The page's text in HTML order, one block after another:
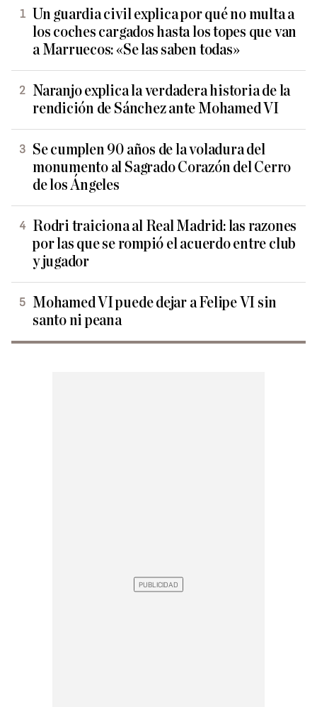
Un guardia civil explica por qué no multa a
los coches cargados hasta los topes que van
a Marruecos: «Se las saben todas»
Naranjo explica la verdadera historia de la
rendición de Sánchez ante Mohamed VI
Se cumplen 90 años de la voladura del
monumento al Sagrado Corazón del Cerro
de los Ángeles
Rodri traiciona al Real Madrid: las razones
por las que se rompió el acuerdo entre club
y jugador
Mohamed VI puede dejar a Felipe VI sin
santo ni peana